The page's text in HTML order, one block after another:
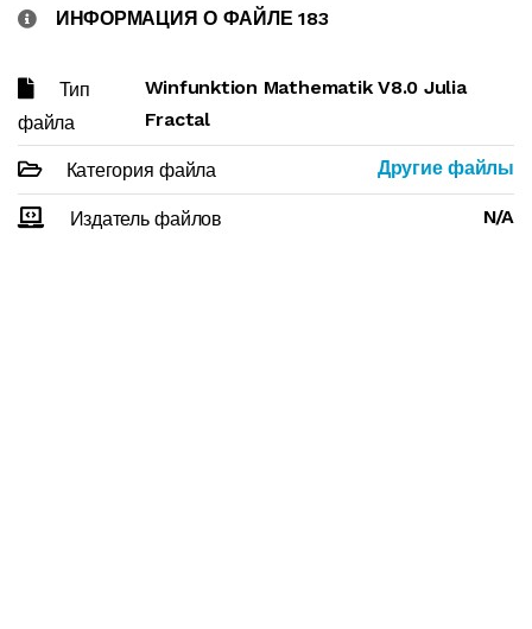
ИНФОРМАЦИЯ О ФАЙЛЕ 183
Тип
файла
Winfunktion Mathematik V8.0 Julia
Fractal
Категория файла Другие файлы
Издатель файлов N/A